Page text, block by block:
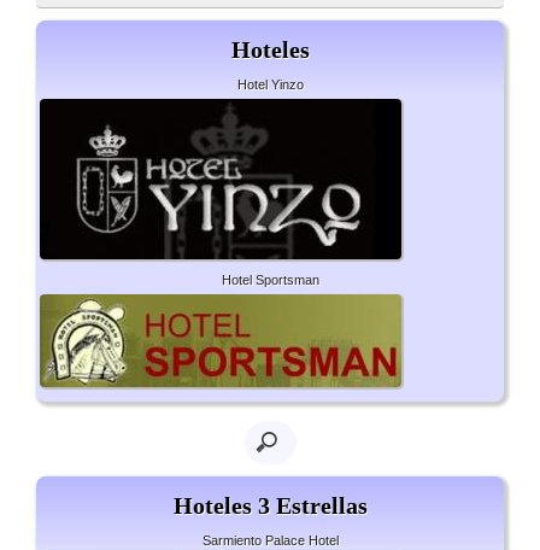
Hoteles
Hotel Yinzo
Hotel Sportsman
Hoteles 3 Estrellas
Sarmiento Palace Hotel